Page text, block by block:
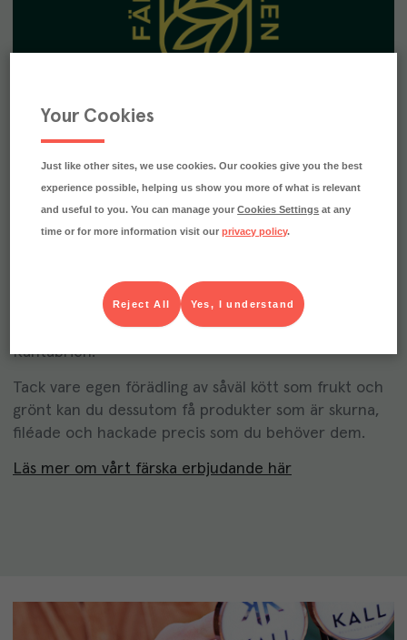
Upptäck Färskvaruhallen Menigo
Hos Färskvaruhallen Menigo hittar du som krögare i
Göteborg ett helhetssortiment av frukt och grönt,
kött, fågel, fisk, skaldjur och deli. Ett brett utbud,
lokala producenter
. Eller vad som sägs som
blåmusslor från Musselfabriken, korallticka från
Värmland, norsk skrei eller boquerones från
Kantabrien.
Tack vare egen förädling av såväl kött som frukt och
grönt kan du dessutom få produkter som är skurna,
filéade och hackade precis som du behöver dem.
Läs mer om vårt färska erbjudande här
Your Cookies
Just like other sites, we use cookies. Our cookies give you the best
experience possible, helping us show you more of what is relevant
and useful to you. You can manage yourCookies Settings at any
time or for more information visit ourprivacy policy.
Yes, I understand
Reject All